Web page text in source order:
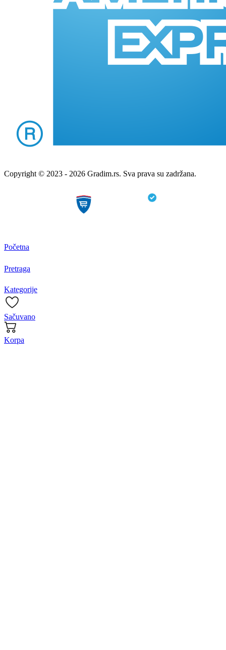
Copyright © 2023 - 2026 Gradim.rs. Sva prava su zadržana.
Početna
Pretraga
Kategorije
Sačuvano
Korpa